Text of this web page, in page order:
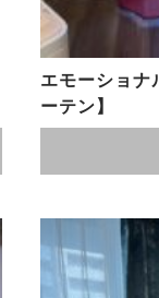
エモーショナ
ーテン】